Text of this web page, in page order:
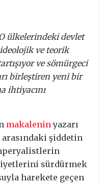
ülkelerindeki devlet
ve teorik
ve sömürgeci
birleştiren yeni bir
ihtiyacını
makaleninyazarı
arasındaki şiddetin
sürdürmek
harekete geçen